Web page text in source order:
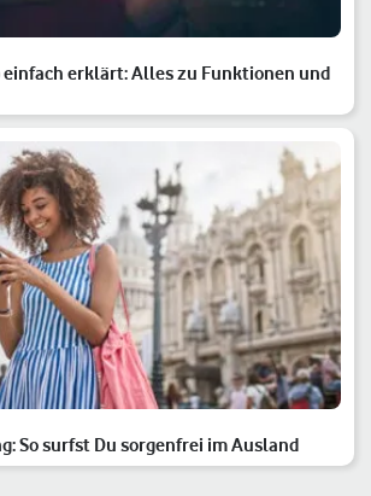
einfach erklärt: Alles zu Funktionen und
So surfst Du sorgenfrei im Ausland